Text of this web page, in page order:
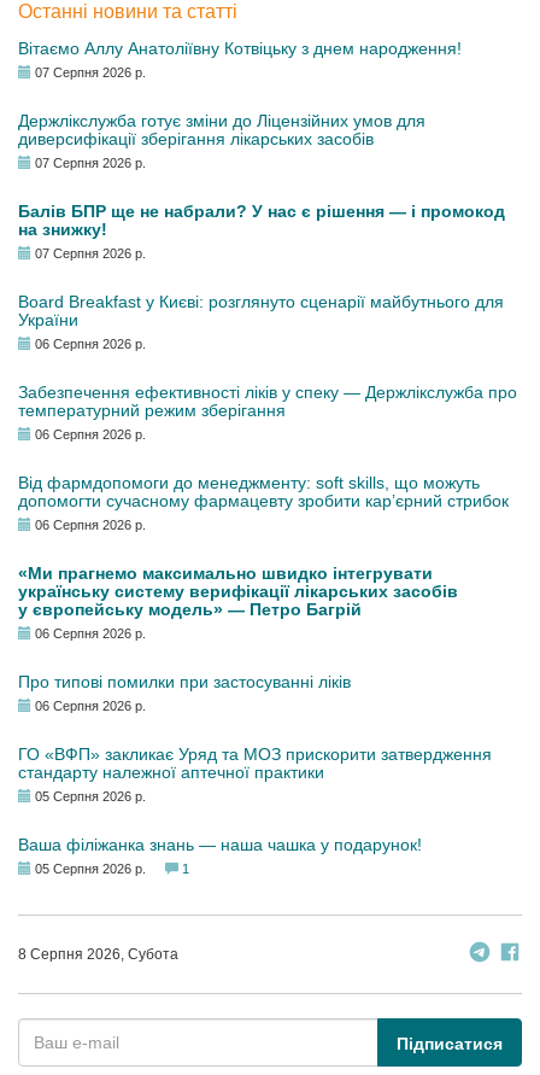
Останні новини та статті
Вітаємо Аллу Анатоліївну Котвіцьку з днем народження!
07 Серпня 2026 р.
Держлікслужба готує зміни до Ліцензійних умов для
диверсифікації зберігання лікарських засобів
07 Серпня 2026 р.
Балів БПР ще не набрали? У нас є рішення — і промокод
на знижку!
07 Серпня 2026 р.
Board Breakfast у Києві: розглянуто сценарії майбутнього для
України
06 Серпня 2026 р.
Забезпечення ефективності ліків у спеку — Держлікслужба про
температурний режим зберігання
06 Серпня 2026 р.
Від фармдопомоги до менеджменту: soft skills, що можуть
допомогти сучасному фармацевту зробити кар’єрний стрибок
06 Серпня 2026 р.
«Ми прагнемо максимально швидко інтегрувати
українську систему верифікації лікарських засобів
у європейську модель» — Петро Багрій
06 Серпня 2026 р.
Про типові помилки при застосуванні ліків
06 Серпня 2026 р.
ГО «ВФП» закликає Уряд та МОЗ прискорити затвердження
стандарту належної аптечної практики
05 Серпня 2026 р.
Ваша філіжанка знань — наша чашка у подарунок!
05 Серпня 2026 р. 1
8 Серпня 2026, Субота
Підписатися